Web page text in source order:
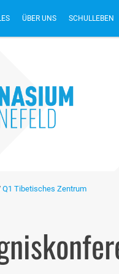
ÜBER UNS SCHULLEBEN
Q1 Tibetisches Zentrum